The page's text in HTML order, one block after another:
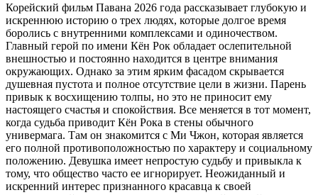
Корейский фильм Павана 2026 года рассказывает глубокую и
искреннюю историю о трех людях, которые долгое время
боролись с внутренними комплексами и одиночеством.
Главный герой по имени Кён Рок обладает ослепительной
внешностью и постоянно находится в центре внимания
окружающих. Однако за этим ярким фасадом скрывается
душевная пустота и полное отсутствие цели в жизни. Парень
привык к восхищению толпы, но это не приносит ему
настоящего счастья и спокойствия. Все меняется в тот момент,
когда судьба приводит Кён Рока в стены обычного
универмага. Там он знакомится с Ми Чжон, которая является
его полной противоположностью по характеру и социальному
положению. Девушка имеет непростую судьбу и привыкла к
тому, что общество часто ее игнорирует. Неожиданный и
искренний интерес признанного красавца к своей